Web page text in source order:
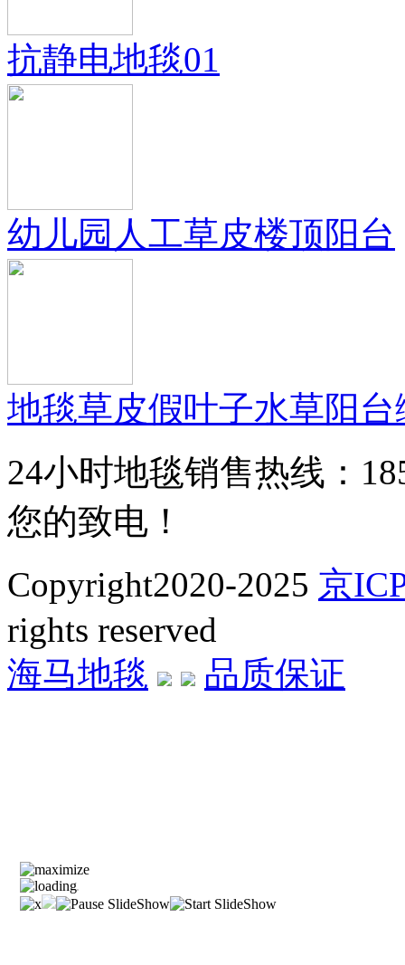
抗静电地毯01
幼儿园人工草皮楼顶阳台
地毯草皮假叶子水草阳台
24小时地毯销售热线：
您的致电！
Copyright2020-2025 京
rights reserved
海马地毯
品质保证